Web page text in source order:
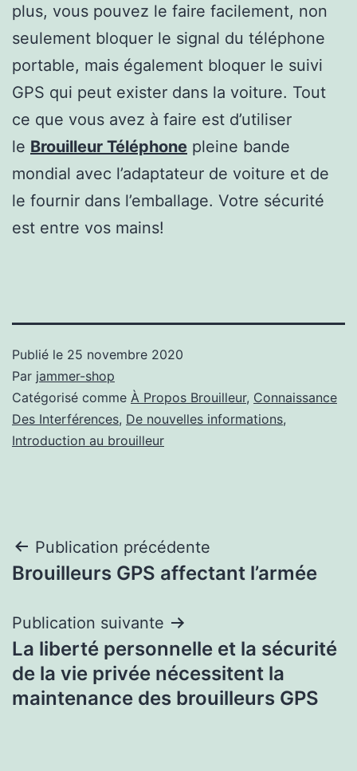
plus, vous pouvez le faire facilement, non
seulement bloquer le signal du téléphone
portable, mais également bloquer le suivi
GPS qui peut exister dans la voiture. Tout
ce que vous avez à faire est d’utiliser
le Brouilleur Téléphone pleine bande
mondial avec l’adaptateur de voiture et de
le fournir dans l’emballage. Votre sécurité
est entre vos mains!
Publié le 25 novembre 2020
Par jammer-shop
Catégorisé comme À Propos Brouilleur, Connaissance
Des Interférences, De nouvelles informations,
Introduction au brouilleur
Navigation
de
l’article
Publication précédente
Brouilleurs GPS affectant l’armée
Publication suivante
La liberté personnelle et la sécurité
de la vie privée nécessitent la
maintenance des brouilleurs GPS